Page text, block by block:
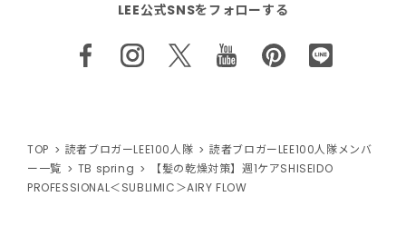
LEE公式SNSをフォローする
TOP 読者ブロガーLEE100人隊
読者ブロガーLEE100人隊メンバ
ー一覧
TB spring
【髪の乾燥対策】週1ケアSHISEIDO
PROFESSIONAL＜SUBLIMIC＞AIRY FLOW